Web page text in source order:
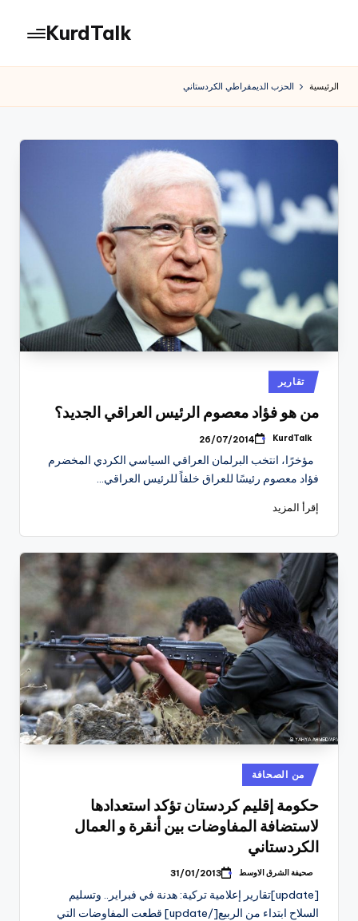
المحتوى
KurdTalk
الرئيسية الحزب الديمقراطي الكردستاني
نُشر
في
تقارير
من هو فؤاد معصوم الرئيس العراقي الجديد؟
تمّ
بواسطة
KurdTalk
26/07/2014
مؤخرًا، انتخب البرلمان العراقي السياسي الكردي المخضرم
فؤاد معصوم رئيسًا للعراق خلفاً للرئيس العراقي…
إقرأ المزيد
نُشر
في
من الصحافة
حكومة إقليم كردستان تؤكد استعدادها
لاستضافة المفاوضات بين أنقرة و العمال
الكردستاني
تمّ
بواسطة
صحيفة الشرق الاوسط 31/01/2013
[update]تقارير إعلامية تركية: هدنة في فبراير.. وتسليم
السلاح ابتداء من الربيع[/update] قطعت المفاوضات التي